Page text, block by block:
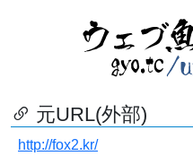
元URL(外部)
http://fox2.kr/